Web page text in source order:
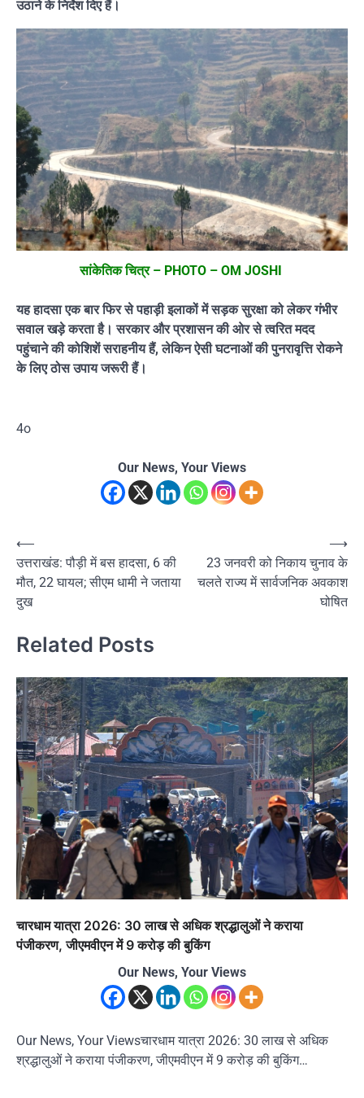
उठाने के निर्देश दिए हैं।
सांकेतिक चित्र – PHOTO – OM JOSHI
यह हादसा एक बार फिर से पहाड़ी इलाकों में सड़क सुरक्षा को लेकर गंभीर
सवाल खड़े करता है। सरकार और प्रशासन की ओर से त्वरित मदद
पहुंचाने की कोशिशें सराहनीय हैं, लेकिन ऐसी घटनाओं की पुनरावृत्ति रोकने
के लिए ठोस उपाय जरूरी हैं।
4o
Our News, Your Views
Post
navigation
⟵
उत्तराखंड: पौड़ी में बस हादसा, 6 की
मौत, 22 घायल; सीएम धामी ने जताया
दुख
23 जनवरी को निकाय चुनाव के
चलते राज्य में सार्वजनिक अवकाश
घोषित
⟶
Related Posts
चारधाम यात्रा 2026: 30 लाख से अधिक श्रद्धालुओं ने कराया
पंजीकरण, जीएमवीएन में 9 करोड़ की बुकिंग
Our News, Your Views
Our News, Your Viewsचारधाम यात्रा 2026: 30 लाख से अधिक
श्रद्धालुओं ने कराया पंजीकरण, जीएमवीएन में 9 करोड़ की बुकिंग…